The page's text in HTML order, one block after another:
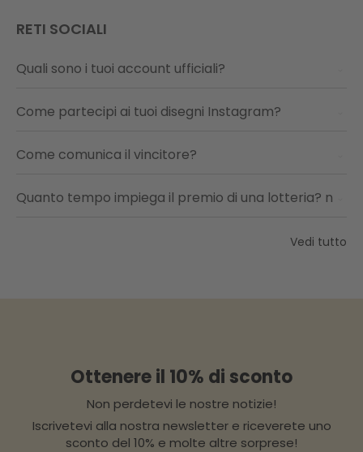
RETI SOCIALI
Quali sono i tuoi account ufficiali?
Come partecipi ai tuoi disegni Instagram?
Come comunica il vincitore?
Quanto tempo impiega il premio di una lotteria? n
Vedi tutto
Ottenere il 10% di sconto
Non perdetevi le nostre notizie!
Iscrivetevi alla nostra newsletter e riceverete uno
sconto del 10% e molte altre sorprese!